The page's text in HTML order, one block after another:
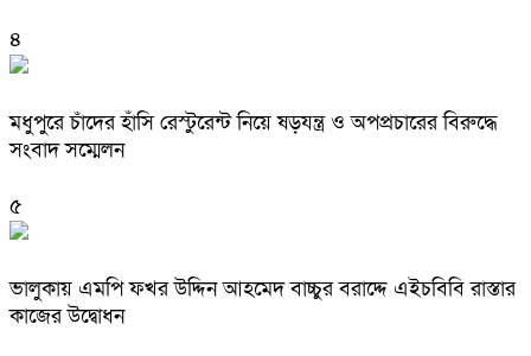
৪
মধুপুরে চাঁদের হাঁসি রেস্টুরেন্ট নিয়ে ষড়যন্ত্র ও অপপ্রচারের বিরুদ্ধে
সংবাদ সম্মেলন
৫
ভালুকায় এমপি ফখর উদ্দিন আহমেদ বাচ্চুর বরাদ্দে এইচবিবি রাস্তার
কাজের উদ্বোধন